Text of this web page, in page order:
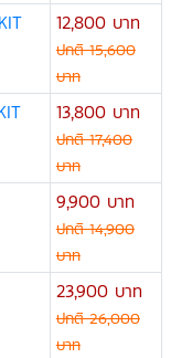
12,800 บาท
ปกติ 15,600
บาท
13,800 บาท
ปกติ 17,400
บาท
9,900 บาท
ปกติ 14,900
บาท
23,900 บาท
ปกติ 26,000
บาท